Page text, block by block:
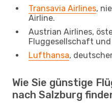
Transavia Airlines,
Airline.
Austrian Airlines,
Fluggesellschaft
Lufthansa,
Wie Sie günstige
nach Salzburg